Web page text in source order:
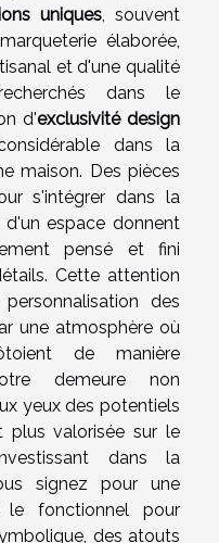
uniques , souvent
élaborée,
et d'une qualité
dans le
d'exclusivité design
dans la
maison. Des pièces
s'intégrer dans la
espace donnent
pensé et fini
Cette attention
des
une atmosphère où
de manière
demeure non
yeux des potentiels
plus valorisée sur le
dans la
signez pour une
le fonctionnel pour
des atouts